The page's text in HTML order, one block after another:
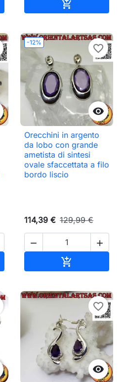

-12%

favorite_border
Orecchini in argento
da lobo con grande
ametista di sintesi
ovale sfaccettata a filo
bordo liscio
114,39 € 129,99 €
 


favorite_border